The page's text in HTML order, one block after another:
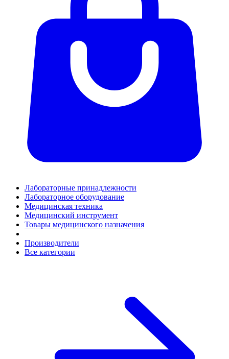
Лабораторные принадлежности
Лабораторное оборудование
Медицинская техника
Медицинский инструмент
Товары медицинского назначения
Производители
Все категории